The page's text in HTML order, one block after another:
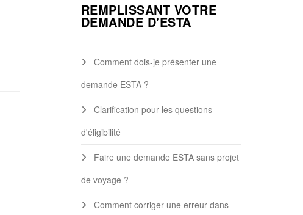
REMPLISSANT VOTRE
DEMANDE D'ESTA
Comment dois-je présenter une
demande ESTA ?
Clarification pour les questions
d'éligibilité
Faire une demande ESTA sans projet
de voyage ?
Comment corriger une erreur dans